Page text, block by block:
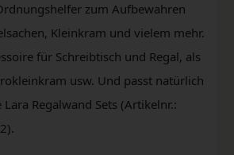
zum Aufbewahren
Kleinkram und vielem mehr.
für Schreibtisch und Regal, als
usw. Und passt natürlich
Regalwand Sets (Artikelnr.: